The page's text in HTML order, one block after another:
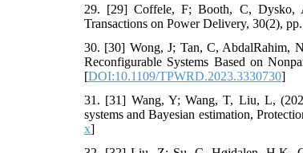
29. [29] Coffele, F; Booth, C, Dysko,
Transactions on Power Delivery, 30(2),
30. [30] Wong, J; Tan, C, AbdalRahim,
Reconfigurable Systems Based on
[DOI:10.1109/TPWRD.2023.3330730]
31. [31] Wang, Y; Wang, T, Liu, L,
systems and Bayesian estimation,
x]